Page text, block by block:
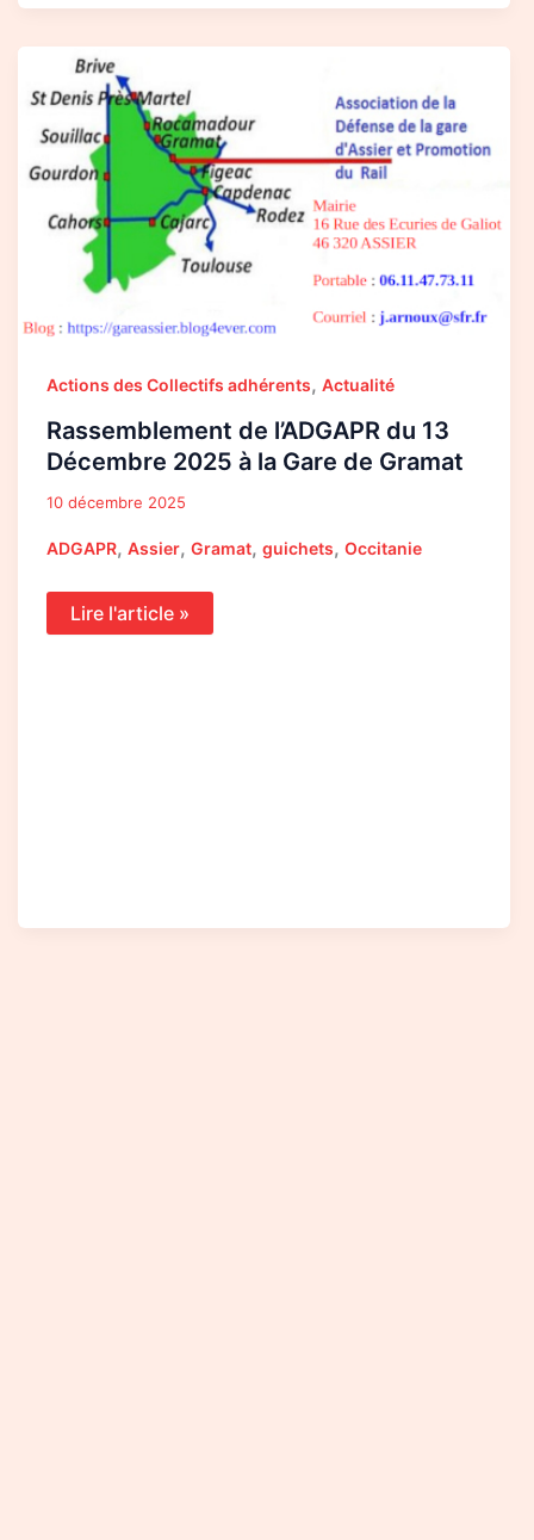
Actions des Collectifs adhérents, Actualité
Rassemblement de l’ADGAPR du 13
Décembre 2025 à la Gare de Gramat
10 décembre 2025
ADGAPR, Assier, Gramat, guichets, Occitanie
Rassemblement
de
l’ADGAPR
du
13
Décembre
2025
à
Gare
de
Gramat
Lire l'article »